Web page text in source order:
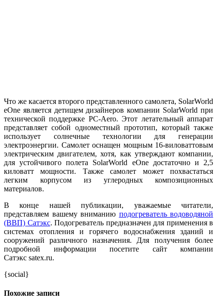
Что же касается второго представленного самолета, SolarWorld
eOne является детищем дизайнеров компании SolarWorld при
технической поддержке PC-Aero. Этот летательный аппарат
представляет собой одноместный прототип, который также
использует солнечные технологии для генерации
электроэнергии. Самолет оснащен мощным 16-виловаттовым
электрическим двигателем, хотя, как утверждают компании,
для устойчивого полета SolarWorld eOne достаточно и 2,5
киловатт мощности. Также самолет может похвастаться
легким корпусом из углеродных композиционных
материалов.
В конце нашей публикации, уважаемые читатели,
представляем вашему вниманию подогреватель водоводяной
(ВВП) Сатэкс. Подогреватель предназначен для применения в
системах отопления и горячего водоснабжения зданий и
сооружений различного назначения. Для получения более
подробной информации посетите сайт компании
Сатэкс satex.ru.
{social}
Похожие записи